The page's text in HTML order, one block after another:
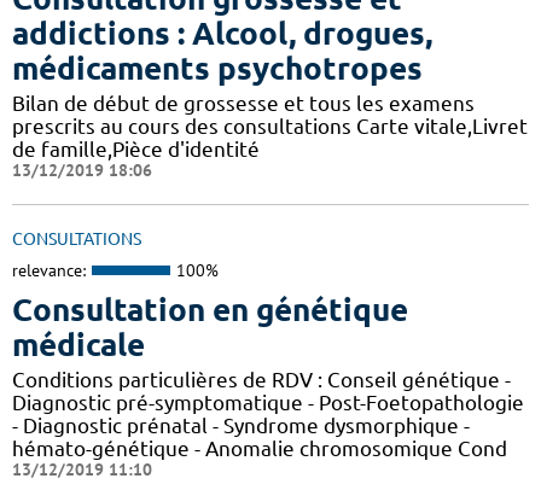
addictions : Alcool, drogues,
médicaments psychotropes
Bilan de début de grossesse et tous les examens
prescrits au cours des consultations Carte vitale,Livret
de famille,Pièce d'identité
13/12/2019 18:06
CONSULTATIONS
relevance: 100%
Consultation en génétique
médicale
Conditions particulières de RDV : Conseil génétique -
Diagnostic pré-symptomatique - Post-Foetopathologie
- Diagnostic prénatal - Syndrome dysmorphique -
hémato-génétique - Anomalie chromosomique Cond
13/12/2019 11:10